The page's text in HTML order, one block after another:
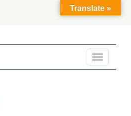
Toggle
navigation
Translate »